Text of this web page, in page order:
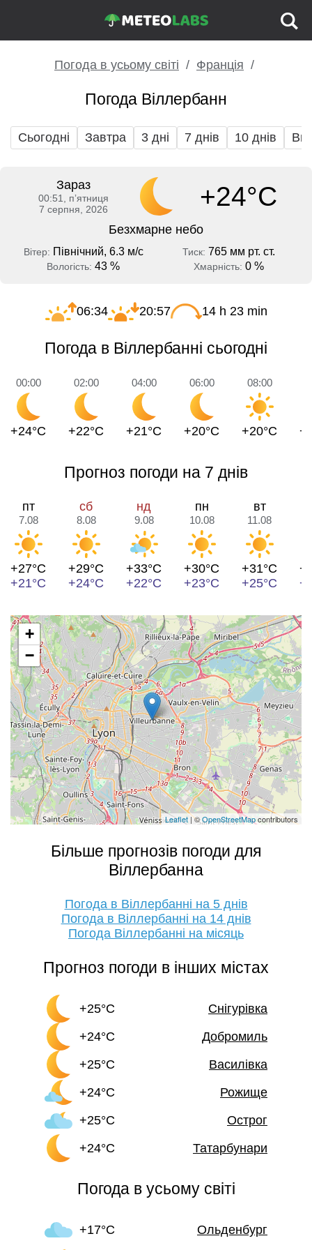
Погода в усьому світі Франція
Погода Віллербанн
Сьогодні Завтра 3 дні 7 днів 10 днів
Зараз
00:51, пʼятниця
7 серпня, 2026
+24°C
Безхмарне небо
Вітер: Північний, 6.3 м/с Тиск: 765 мм рт. ст.
Вологість: 43 % Хмарність: 0 %
06:34 20:57 14 h 23 min
Погода в Віллербанні сьогодні
00:00
+24°C
02:00
+22°C
04:00
+21°C
06:00
+20°C
08:00
+20°C
Прогноз погоди на 7 днів
пт
7.08
+27°C
+21°C
сб
8.08
+29°C
+24°C
нд
9.08
+33°C
+22°C
пн
10.08
+30°C
+23°C
вт
11.08
+31°C
+25°C
+
−
Leaflet| ©OpenStreetMapcontributors
Більше прогнозів погоди для
Віллербанна
Погода в Віллербанні на 5 днів
Погода в Віллербанні на 14 днів
Погода Віллербанні на місяць
Прогноз погоди в інших містах
+25°C
Снігурівка
+24°C
Добромиль
+25°C
Василівка
+24°C
Рожище
+25°C
Острог
+24°C
Татарбунари
Погода в усьому світі
+17°C Ольденбург